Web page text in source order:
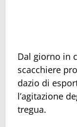
Dal giorno in
scacchiere
dazio di
l’agitazione
tregua.